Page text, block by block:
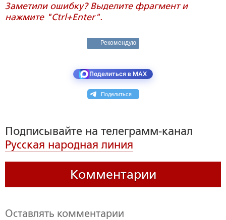
Заметили ошибку? Выделите фрагмент и
нажмите "Ctrl+Enter".
Рекомендую
Поделиться в MAX
Поделиться
Подписывайте на телеграмм-канал
Русская народная линия
Комментарии
Оставлять комментарии